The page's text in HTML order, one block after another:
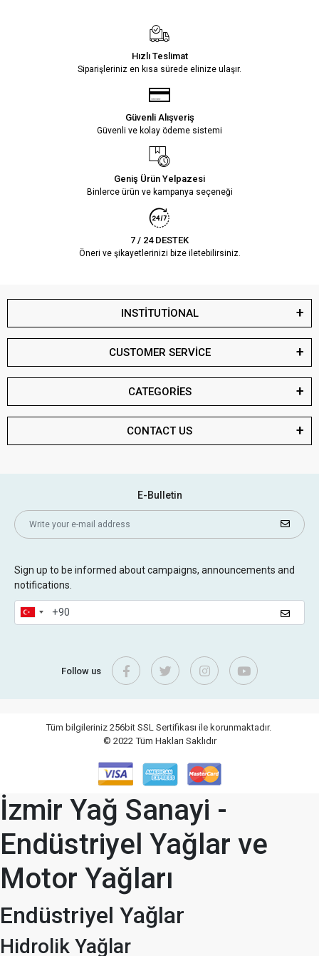
Hızlı Teslimat
Siparişleriniz en kısa sürede elinize ulaşır.
Güvenli Alışveriş
Güvenli ve kolay ödeme sistemi
Geniş Ürün Yelpazesi
Binlerce ürün ve kampanya seçeneği
7 / 24 DESTEK
Öneri ve şikayetlerinizi bize iletebilirsiniz.
INSTİTUTİONAL
CUSTOMER SERVİCE
CATEGORİES
CONTACT US
E-Bulletin
Sign up to be informed about campaigns, announcements and
notifications.
Follow us
Tüm bilgileriniz 256bit SSL Sertifikası ile korunmaktadır.
© 2022 Tüm Hakları Saklıdır
İzmir Yağ Sanayi -
Endüstriyel Yağlar ve
Motor Yağları
Endüstriyel Yağlar
Hidrolik Yağlar